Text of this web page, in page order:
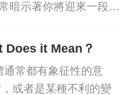
暗示著你將迎來一段好
貴的機會改變自己的財
，有望實現自己...
it Mean？
通常都有象征性的意
或者是某種不利的變